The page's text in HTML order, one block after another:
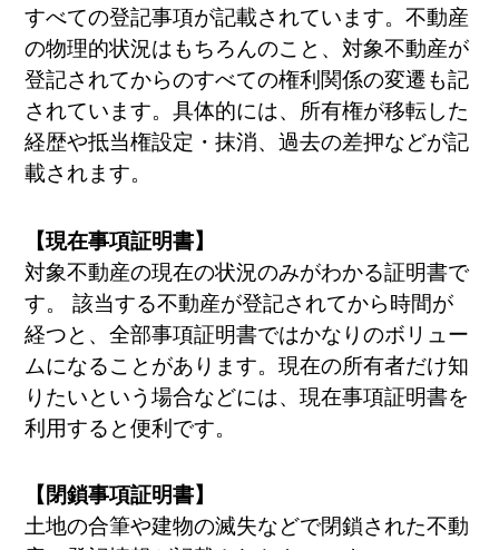
すべての登記事項が記載されています。不動産
の物理的状況はもちろんのこと、対象不動産が
登記されてからのすべての権利関係の変遷も記
されています。具体的には、所有権が移転した
経歴や抵当権設定・抹消、過去の差押などが記
載されます。
【現在事項証明書】
対象不動産の現在の状況のみがわかる証明書で
す。 該当する不動産が登記されてから時間が
経つと、全部事項証明書ではかなりのボリュー
ムになることがあります。現在の所有者だけ知
りたいという場合などには、現在事項証明書を
利用すると便利です。
【閉鎖事項証明書】
土地の合筆や建物の滅失などで閉鎖された不動